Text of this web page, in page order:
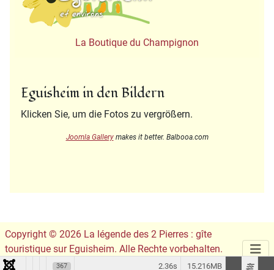
La Boutique du Champignon
Eguisheim in den Bildern
Klicken Sie, um die Fotos zu vergrößern.
Joomla Gallerymakes it better. Balbooa.com
Copyright © 2026 La légende des 2 Pierres : gîte
touristique sur Eguisheim. Alle Rechte vorbehalten.
Conception du site :
Leslie Infographie
367 15.216MB
2.36s